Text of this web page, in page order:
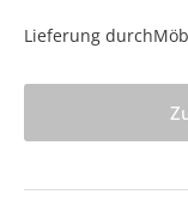
Lieferung durch